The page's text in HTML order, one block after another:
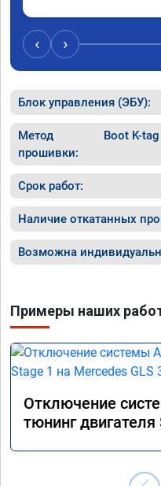
‹ ›
Блок управления (ЭБУ):
Метод
прошивки:
Boot K-
Срок работ:
Наличие откатанных
Возможна
Примеры наших
Отключение
тюнинг